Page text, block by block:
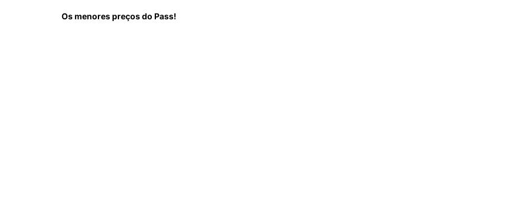
Os menores preços do Pass!
Saiba antes de ir Perguntas Frequentes